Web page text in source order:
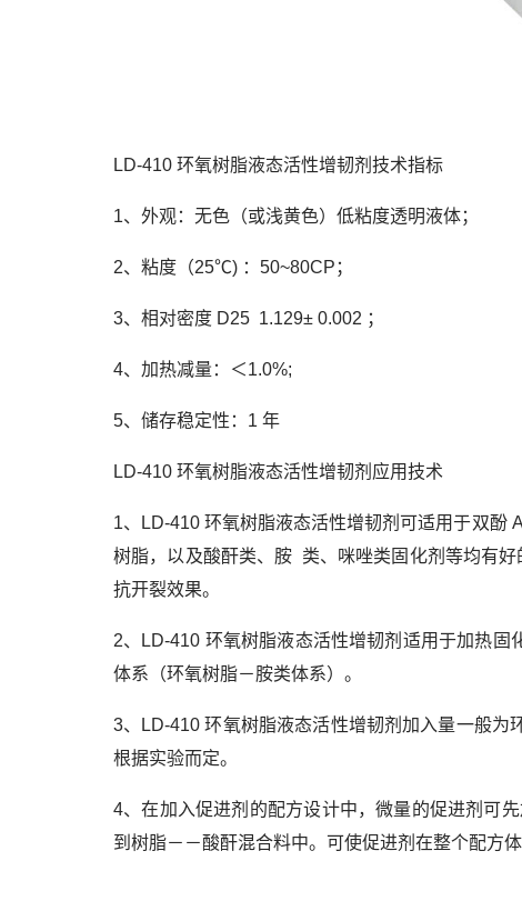
LD-410 环氧树脂液态活性增韧剂技术指标
1、外观：无色（或浅黄色）低粘度透明液体；
2、粘度（25℃) ：50~80CP；
3、相对密度 D25 1.129± 0.002 ；
4、加热减量：＜1.0%;
5、储存稳定性：1 年
LD-410 环氧树脂液态活性增韧剂应用技术
1、LD-410 环氧树脂液态活性增韧剂可适用于双酚
树脂，以及酸酐类、胺 类、咪唑类固化剂等均有
抗开裂效果。
2、LD-410 环氧树脂液态活性增韧剂适用于加热
体系（环氧树脂－胺类体系）。
3、LD-410 环氧树脂液态活性增韧剂加入量一般为
根据实验而定。
4、在加入促进剂的配方设计中，微量的促进剂可
到树脂－－酸酐混合料中。可使促进剂在整个配方